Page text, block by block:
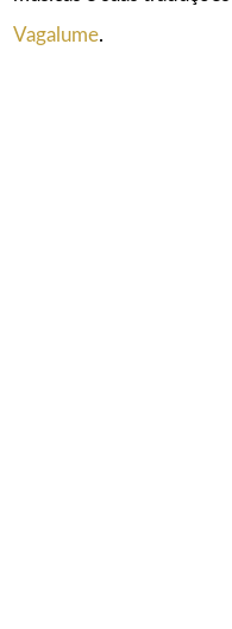
Vagalume.